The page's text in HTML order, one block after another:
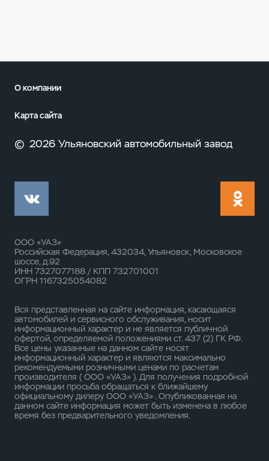
О компании
Карта сайта
© 2026 Ульяновский автомобильный завод
ООО «УАЗ»
Российская Федерация, 432034, Ульяновск, Московское
шоссе, д.92
ИНН 7327077188 / КПП 732701001
ОГРН 1167325054082
Вся представленная на сайте информация, касающаяся
автомобилей и сервисного обслуживания, носит
информационный характер и не является публичной
офертой, определяемой положениями ст. 437 (2) ГК РФ.
Все цены указанные на данном сайте носят
информационный характер и являются максимально
рекомендуемыми розничными ценами по расчетам
производителя ( ООО «УАЗ» ). Для получения подробной
информации просьба обращаться к ближайшему
официальному дилеру ООО «УАЗ» . Опубликованная на
данном сайте информация может быть изменена в любое
время без предварительного уведомления.